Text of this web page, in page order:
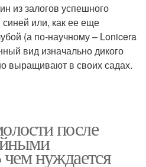
из залогов успешного
или, как ее еще
(а по-научному – Lonicera
вид изначально дикого
выращивают в своих садах.
после
нуждается